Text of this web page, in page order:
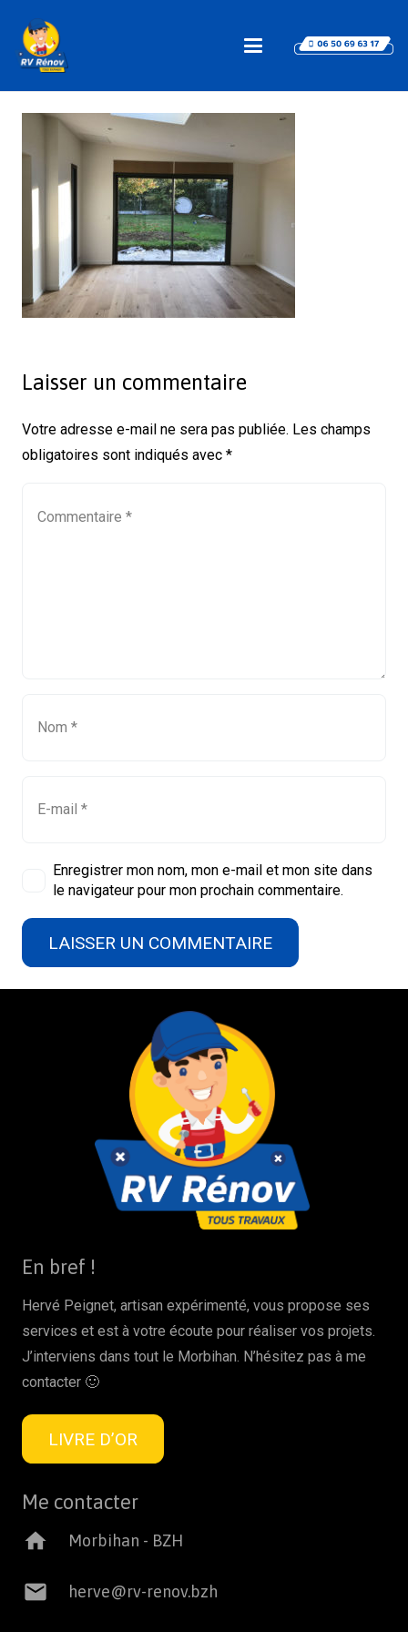
Laisser un commentaire
Votre adresse e-mail ne sera pas publiée. Les champs
obligatoires sont indiqués avec *
Enregistrer mon nom, mon e-mail et mon site dans
le navigateur pour mon prochain commentaire.
LAISSER UN COMMENTAIRE
En bref !
Hervé Peignet, artisan expérimenté, vous propose ses
services et est à votre écoute pour réaliser vos projets.
J’interviens dans tout le Morbihan. N’hésitez pas à me
contacter 🙂
LIVRE D’OR
Me contacter
home Morbihan - BZH
mail herve@rv-renov.bzh